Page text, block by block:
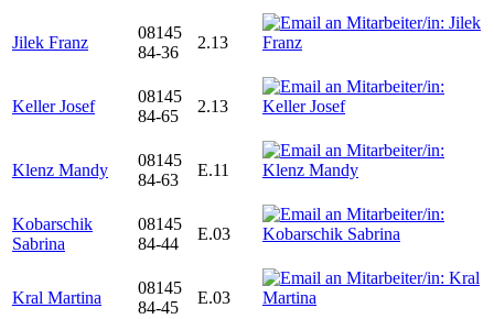
Jilek Franz
08145
84-36
2.13
Keller Josef
08145
84-65
2.13
Klenz Mandy
08145
84-63
E.11
Kobarschik
Sabrina
08145
84-44
E.03
Kral Martina
08145
84-45
E.03